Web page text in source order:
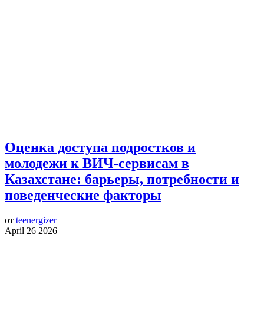
Оценка доступа подростков и
молодежи к ВИЧ-сервисам в
Казахстане: барьеры, потребности и
поведенческие факторы
от teenergizer
April 26 2026